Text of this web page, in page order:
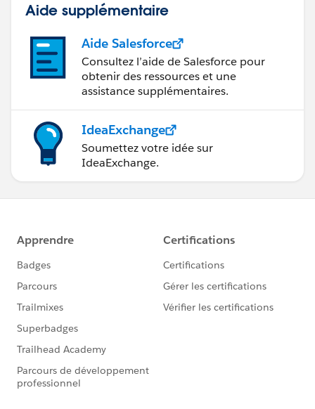
Aide supplémentaire
Aide Salesforce
Consultez l’aide de Salesforce pour
obtenir des ressources et une
assistance supplémentaires.
IdeaExchange
Soumettez votre idée sur
IdeaExchange.